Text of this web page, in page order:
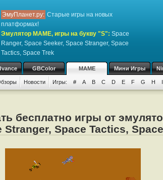
ЭмуПланет.ру: Старые игры на новых
платформах!
Эмулятор MAME, игры на букву "S": Space
Ranger, Space Seeker, Space Stranger, Space
Tactics, Space Trek
GBColor MAME Мини Игры
Новости Игры: # A B C D E F G H I
бесплатно игры от
Stranger, Space Tactics,